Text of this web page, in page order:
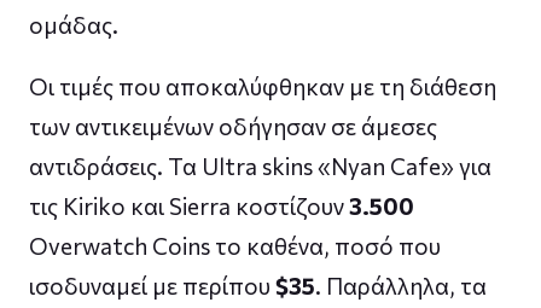
ομάδας.
Οι τιμές που αποκαλύφθηκαν με τη διάθεση
των αντικειμένων οδήγησαν σε άμεσες
αντιδράσεις. Τα Ultra skins «Nyan Cafe» για
τις Kiriko και Sierra κοστίζουν3.500
Overwatch Coins το καθένα, ποσό που
ισοδυναμεί με περίπου $35. Παράλληλα, τα